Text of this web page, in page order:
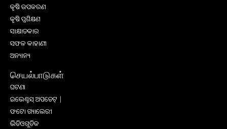
କୃଷି ଉପକରଣ
କୃଷି ପ୍ରଶିକ୍ଷଣ
ସାକ୍ଷାତକାର
ସଫଳ କାହାଣୀ
ଅନ୍ୟାନ୍ୟ
செயல்பாடுகள்
ଘଟଣା
ଇଭେଣ୍ଟସ୍ ଅପଡେଟ୍ |
ଫଟୋ ଗ୍ୟାଲେରୀ
ଭିଡିଓଗୁଡିକ